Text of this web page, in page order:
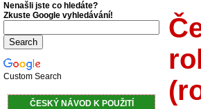
Nenašli jste co hledáte?
Zkuste Google vyhledávání!
Custom Search
ČESKÝ NÁVOD K POUŽITÍ